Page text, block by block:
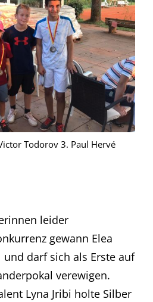
Todorov 3. Paul Hervé
leider
gewann Elea
darf sich als Erste auf
verewigen.
Lyna Jribi holte Silber